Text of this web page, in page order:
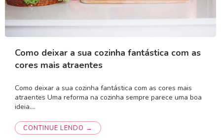
Como deixar a sua cozinha fantástica com as
cores mais atraentes
Como deixar a sua cozinha fantástica com as cores mais
atraentes Uma reforma na cozinha sempre parece uma boa
ideia.…
CONTINUE LENDO →